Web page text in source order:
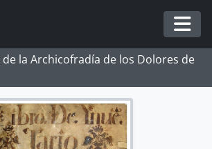
la Archicofradía de los Dolores de